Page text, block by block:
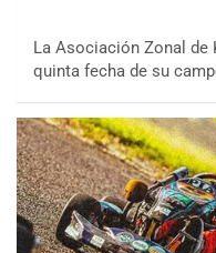
La Asociación Zonal de
quinta fecha de su